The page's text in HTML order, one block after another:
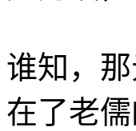
谁知，
在了老儒